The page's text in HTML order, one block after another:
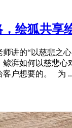
绘狐共享
讲的“以慈悲之
湃如何以慈悲心
客户想要的。 为